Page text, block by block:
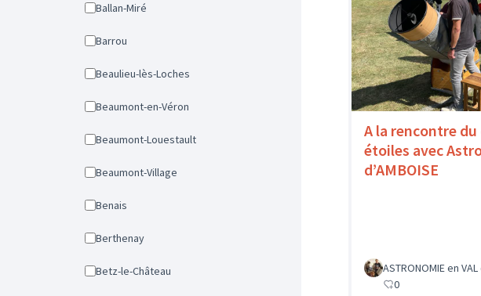
Ballan-Miré
Barrou
Beaulieu-lès-Loches
Beaumont-en-Véron
Beaumont-Louestault
Beaumont-Village
Benais
Berthenay
Betz-le-Château
A la rencontre du
étoiles avec
d’AMBOISE
ASTRONOMIE en
0